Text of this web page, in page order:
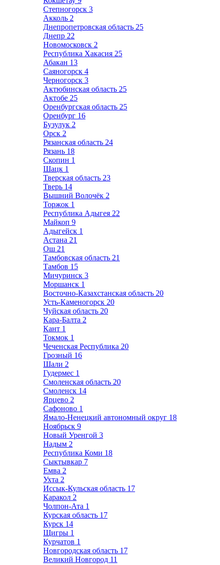
Степногорск 3
Акколь 2
Днепропетровская область 25
Днепр 22
Новомосковск 2
Республика Хакасия 25
Абакан 13
Саяногорск 4
Черногорск 3
Актюбинская область 25
Актобе 25
Оренбургская область 25
Оренбург 16
Бузулук 2
Орск 2
Рязанская область 24
Рязань 18
Скопин 1
Шацк 1
Тверская область 23
Тверь 14
Вышний Волочёк 2
Торжок 1
Республика Адыгея 22
Майкоп 9
Адыгейск 1
Астана 21
Ош 21
Тамбовская область 21
Тамбов 15
Мичуринск 3
Моршанск 1
Восточно-Казахстанская область 20
Усть-Каменогорск 20
Чуйская область 20
Кара-Балта 2
Кант 1
Токмок 1
Чеченская Республика 20
Грозный 16
Шали 2
Гудермес 1
Смоленская область 20
Смоленск 14
Ярцево 2
Сафоново 1
Ямало-Ненецкий автономный округ 18
Ноябрьск 9
Новый Уренгой 3
Надым 2
Республика Коми 18
Сыктывкар 7
Емва 2
Ухта 2
Иссык-Кульская область 17
Каракол 2
Чолпон-Ата 1
Курская область 17
Курск 14
Щигры 1
Курчатов 1
Новгородская область 17
Великий Новгород 11